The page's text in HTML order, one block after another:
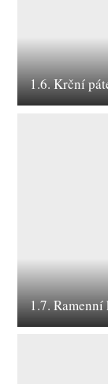
1.6. Krční
1.7.